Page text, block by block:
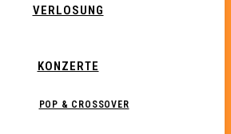
VERLOSUNG
KONZERTE
POP & CROSSOVER